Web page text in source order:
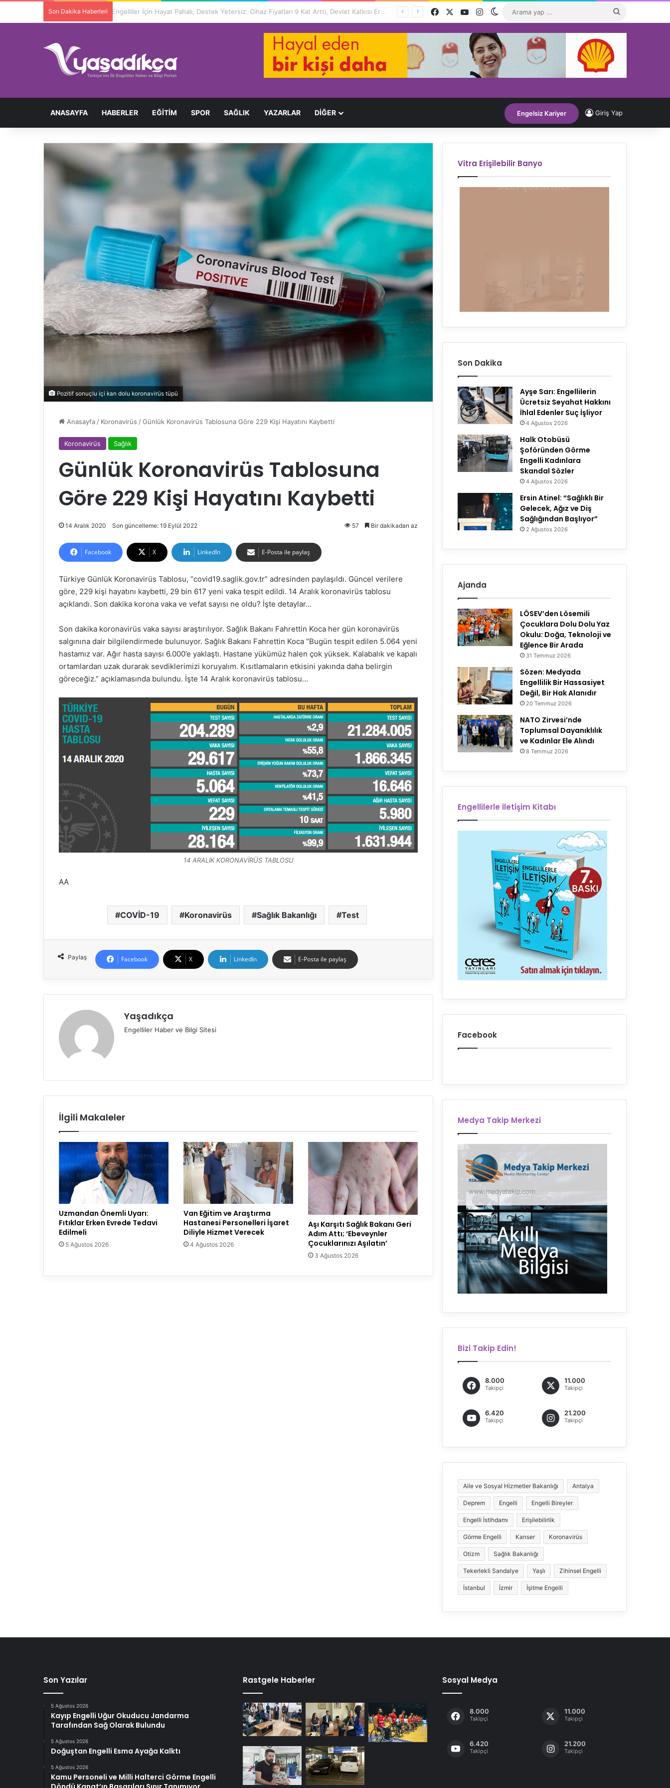
Son Dakika Haberleri Facebook YouTubeInstagramDış görünümü değiştir
...
ANASAYFA HABERLER EĞITIM SPOR SAĞLIK YAZARLAR DİĞER Engelsiz Kariyer Giriş Yap
Pozitif sonuçlu içi kan dolu koronavirüs tüpü
Anasayfa/ Koronavirüs /Günlük Koronavirüs Tablosuna Göre 229 Kişi Hayatını Kaybetti
Koronavirüs Sağlık
Günlük Koronavirüs Tablosuna
Göre 229 Kişi Hayatını Kaybetti
14 Aralık 2020 Son güncelleme: 19 Eylül 2022 57 Bir dakikadan az
Facebook X LinkedIn E-Posta ile paylaş
Türkiye Günlük Koronavirüs Tablosu, “covid19.saglik.gov.tr” adresinden paylaşıldı. Güncel verilere
göre, 229 kişi hayatını kaybetti, 29 bin 617 yeni vaka tespit edildi. 14 Aralık koronavirüs tablosu
açıklandı. Son dakika korona vaka ve vefat sayısı ne oldu? İşte detaylar…
Son dakika koronavirüs vaka sayısı araştırılıyor. Sağlık Bakanı Fahrettin Koca her gün koronavirüs
salgınına dair bilgilendirmede bulunuyor. Sağlık Bakanı Fahrettin Koca “Bugün tespit edilen 5.064 yeni
hastamız var. Ağır hasta sayısı 6.000’e yaklaştı. Hastane yükümüz halen çok yüksek. Kalabalık ve kapalı
ortamlardan uzak durarak sevdiklerimizi koruyalım. Kısıtlamaların etkisini yakında daha belirgin
göreceğiz.” açıklamasında bulundu. İşte 14 Aralık koronavirüs tablosu…
14 ARALIK KORONAVİRÜS TABLOSU
AA
COVİD-19 Koronavirüs Sağlık Bakanlığı Test
Paylaş Facebook X LinkedIn E-Posta ile paylaş
Yaşadıkça
Engelliler Haber ve Bilgi Sitesi
İlgili Makaleler
Uzmandan Önemli Uyarı:
Fıtıklar Erken Evrede Tedavi
Edilmeli
5 Ağustos 2026
Van Eğitim ve Araştırma
Hastanesi Personelleri İşaret
Diliyle Hizmet Verecek
4 Ağustos 2026
Aşı Karşıtı Sağlık Bakanı Geri
Adım Attı; ‘Ebeveynler
Çocuklarınızı Aşılatın’
3 Ağustos 2026
Vitra Erişilebilir Banyo
Son Dakika
Ayşe Sarı: Engellilerin
Ücretsiz Seyahat Hakkını
İhlal Edenler Suç İşliyor
4 Ağustos 2026
Halk Otobüsü
Şoföründen Görme
Engelli Kadınlara
Skandal Sözler
4 Ağustos 2026
Ersin Atinel: “Sağlıklı Bir
Gelecek, Ağız ve Diş
Sağlığından Başlıyor”
2 Ağustos 2026
Ajanda
LÖSEV’den Lösemili
Çocuklara Dolu Dolu Yaz
Okulu: Doğa, Teknoloji ve
Eğlence Bir Arada
31 Temmuz 2026
Sözen: Medyada
Engellilik Bir Hassasiyet
Değil, Bir Hak Alanıdır
20 Temmuz 2026
NATO Zirvesi’nde
Toplumsal Dayanıklılık
ve Kadınlar Ele Alındı
8 Temmuz 2026
Engellilerle İletişim Kitabı
Facebook
Medya Takip Merkezi
Bizi Takip Edin!
8.000
Takipçi
11.000
Takipçi
6.420
Takipçi
21.200
Takipçi
Aile ve Sosyal Hizmetler Bakanlığı Antalya
Deprem Engelli Engelli Bireyler
Engelli İstihdamı Erişilebilirlik
Görme Engelli Kanser Koronavirüs
Otizm Sağlık Bakanlığı
Tekerlekli Sandalye Yaşlı Zihinsel Engelli
İstanbul İzmir İşitme Engelli
Son Yazılar
5 Ağustos 2026
Kayıp Engelli Uğur Okuducu Jandarma
Tarafından Sağ Olarak Bulundu
5 Ağustos 2026
Doğuştan Engelli Esma Ayağa Kalktı
5 Ağustos 2026
Kamu Personeli ve Milli Halterci Görme Engelli
Rastgele Haberler Sosyal Medya
8.000
Takipçi
11.000
Takipçi
6.420
Takipçi
21.200
Takipçi